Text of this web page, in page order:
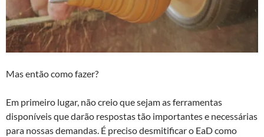
Mas então como fazer?
Em primeiro lugar, não creio que sejam as ferramentas
disponíveis que darão respostas tão importantes e necessárias
para nossas demandas. É preciso desmitificar o EaD como